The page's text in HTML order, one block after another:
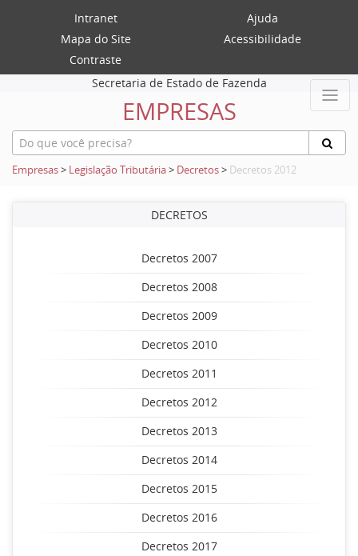
Intranet
Ajuda
Mapa do Site
Acessibilidade
Contraste
Secretaria de Estado de Fazenda
EMPRESAS
Empresas> Legislação Tributária> Decretos> Decretos 2012
DECRETOS
Decretos 2007
Decretos 2008
Decretos 2009
Decretos 2010
Decretos 2011
Decretos 2012
Decretos 2013
Decretos 2014
Decretos 2015
Decretos 2016
Decretos 2017